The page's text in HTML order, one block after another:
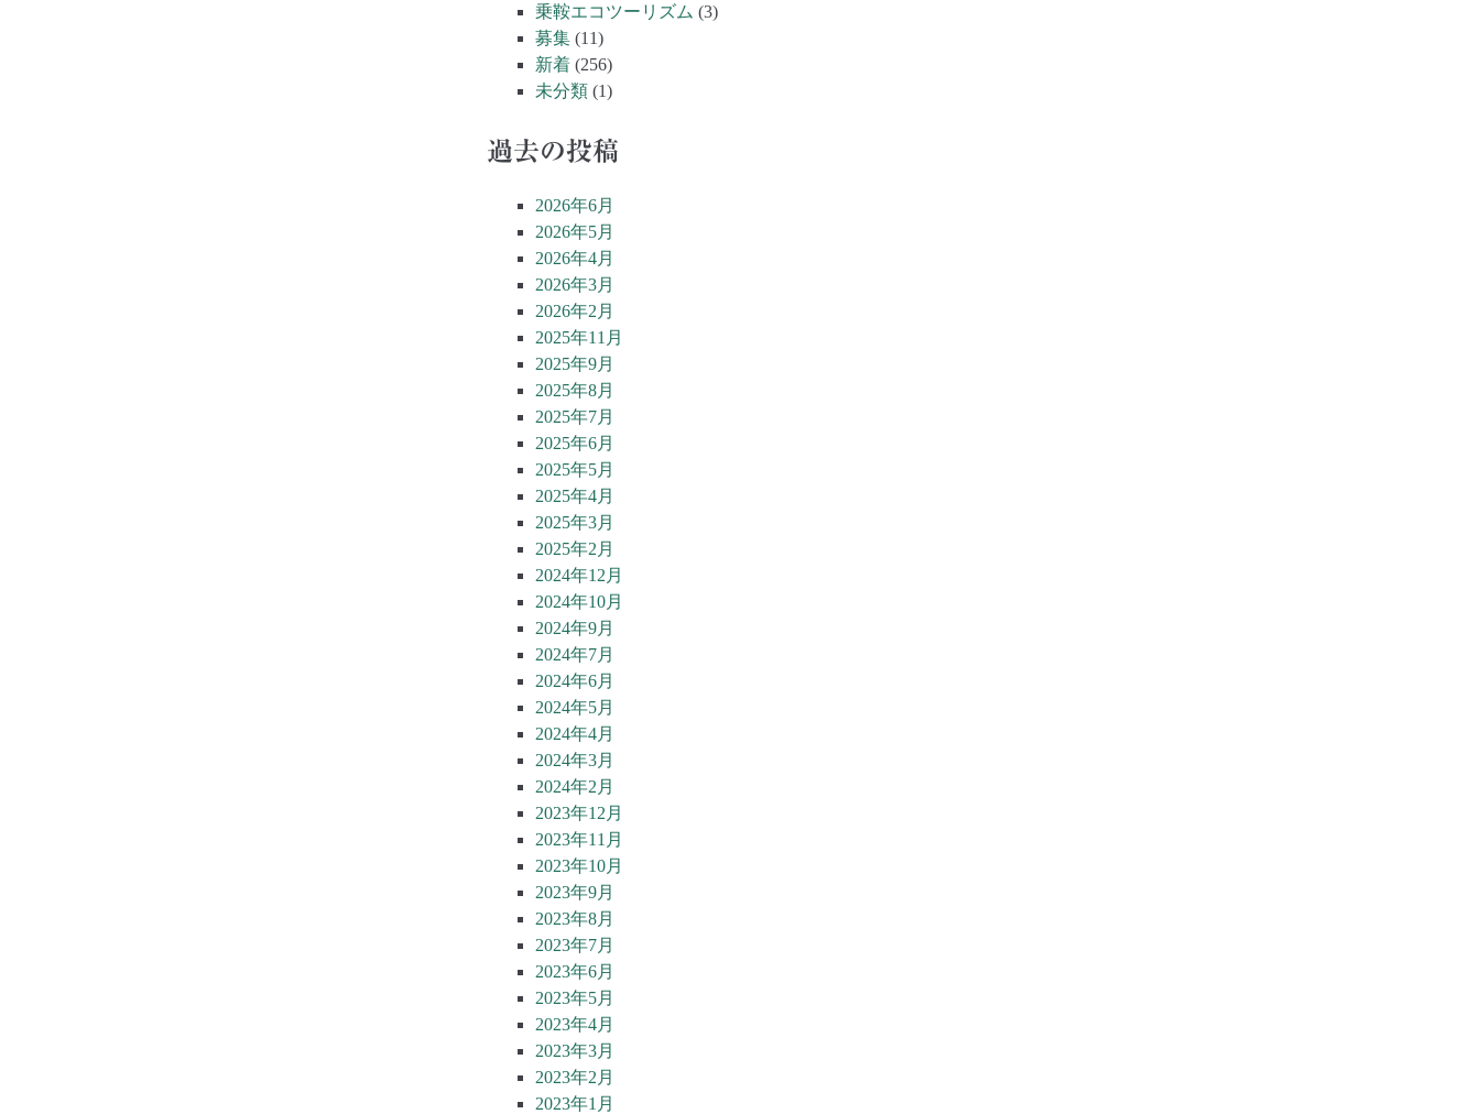
乗鞍エコツーリズム (3)
募集 (11)
新着 (256)
未分類 (1)
過去の投稿
2026年6月
2026年5月
2026年4月
2026年3月
2026年2月
2025年11月
2025年9月
2025年8月
2025年7月
2025年6月
2025年5月
2025年4月
2025年3月
2025年2月
2024年12月
2024年10月
2024年9月
2024年7月
2024年6月
2024年5月
2024年4月
2024年3月
2024年2月
2023年12月
2023年11月
2023年10月
2023年9月
2023年8月
2023年7月
2023年6月
2023年5月
2023年4月
2023年3月
2023年2月
2023年1月